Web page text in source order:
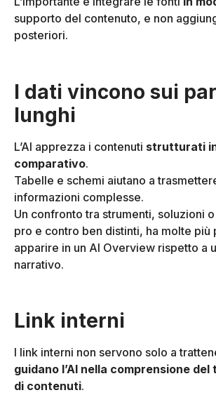
supporto del contenuto, e non
posteriori.
I dati vincono sui
lunghi
L’AI apprezza i contenuti strutturati
comparativo.
Tabelle e schemi aiutano a
informazioni complesse.
Un confronto tra strumenti, soluzioni
pro e contro ben distinti, ha molte più
apparire in un AI Overview rispetto a
narrativo.
Link interni
I link interni non servono solo a
guidano l’AI nella comprensione
di contenuti.